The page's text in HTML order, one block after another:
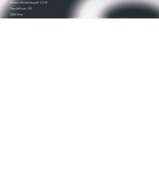
Breese Modelvleugels V.Z.W.
Peerderbaan 103
3960 Bree